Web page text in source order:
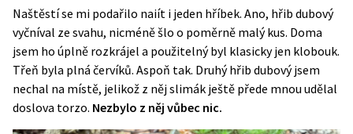
Naštěstí se mi podařilo naiít i jeden hříbek. Ano, hřib dubový
vyčníval ze svahu, nicméně šlo o poměrně malý kus. Doma
jsem ho úplně rozkrájel a použitelný byl klasicky jen klobouk.
Třeň byla plná červíků. Aspoň tak. Druhý hřib dubový jsem
nechal na místě, jelikož z něj slimák ještě přede mnou udělal
doslova torzo. Nezbylo z něj vůbec nic.